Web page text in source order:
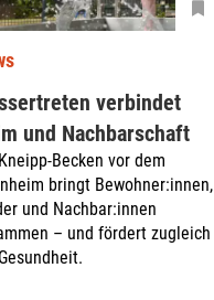
verbindet
und Nachbarschaft
Becken vor dem
bringt Bewohner:innen,
und Nachbar:innen
– und fördert zugleich